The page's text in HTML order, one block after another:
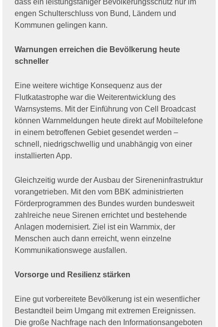
dass ein leistungsfähiger Bevölkerungsschutz nur im
engen Schulterschluss von Bund, Ländern und
Kommunen gelingen kann.
Warnungen erreichen die Bevölkerung heute
schneller
Eine weitere wichtige Konsequenz aus der
Flutkatastrophe war die Weiterentwicklung des
Warnsystems. Mit der Einführung von Cell Broadcast
können Warnmeldungen heute direkt auf Mobiltelefone
in einem betroffenen Gebiet gesendet werden –
schnell, niedrigschwellig und unabhängig von einer
installierten App.
Gleichzeitig wurde der Ausbau der Sireneninfrastruktur
vorangetrieben. Mit den vom BBK administrierten
Förderprogrammen des Bundes wurden bundesweit
zahlreiche neue Sirenen errichtet und bestehende
Anlagen modernisiert. Ziel ist ein Warnmix, der
Menschen auch dann erreicht, wenn einzelne
Kommunikationswege ausfallen.
Vorsorge und Resilienz stärken
Eine gut vorbereitete Bevölkerung ist ein wesentlicher
Bestandteil beim Umgang mit extremen Ereignissen.
Die große Nachfrage nach den Informationsangeboten